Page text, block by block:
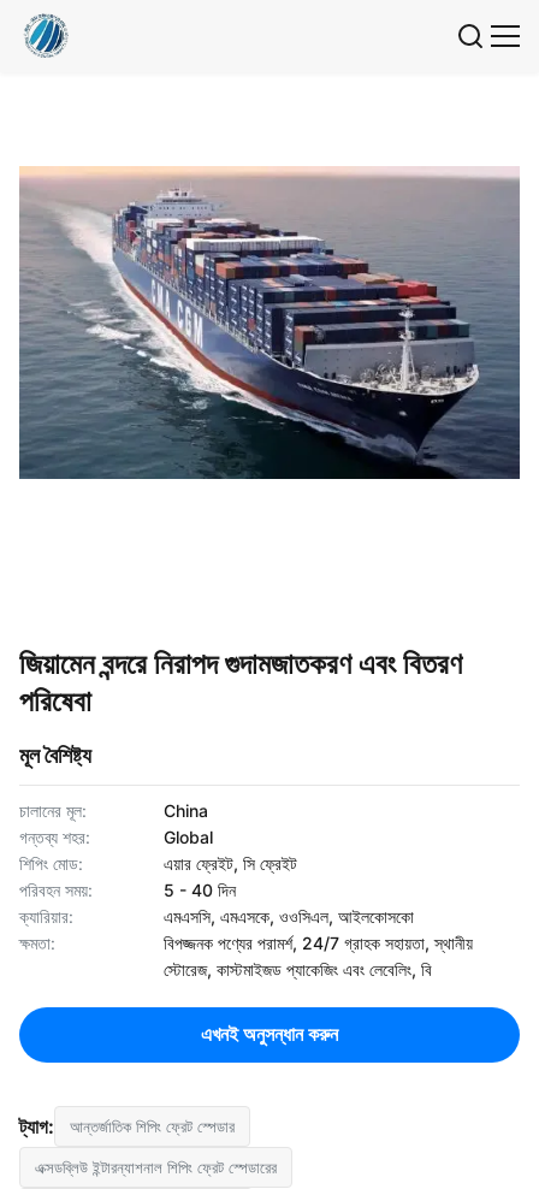
জিয়ামেন বন্দরে নিরাপদ গুদামজাতকরণ এবং বিতরণ
পরিষেবা
মূল বৈশিষ্ট্য
চালানের মূল:
China
গন্তব্য শহর:
Global
শিপিং মোড:
এয়ার ফ্রেইট, সি ফ্রেইট
পরিবহন সময়:
5 - 40 দিন
ক্যারিয়ার:
এমএসসি, এমএসকে, ওওসিএল, আইলকোসকো
ক্ষমতা:
বিপজ্জনক পণ্যের পরামর্শ, 24/7 গ্রাহক সহায়তা, স্থানীয়
স্টোরেজ, কাস্টমাইজড প্যাকেজিং এবং লেবেলিং, বি
এখনই অনুসন্ধান করুন
ট্যাগ: আন্তর্জাতিক শিপিং ফ্রেট স্পেডার
এক্সডব্লিউ ইন্টারন্যাশনাল শিপিং ফ্রেট স্পেডারের